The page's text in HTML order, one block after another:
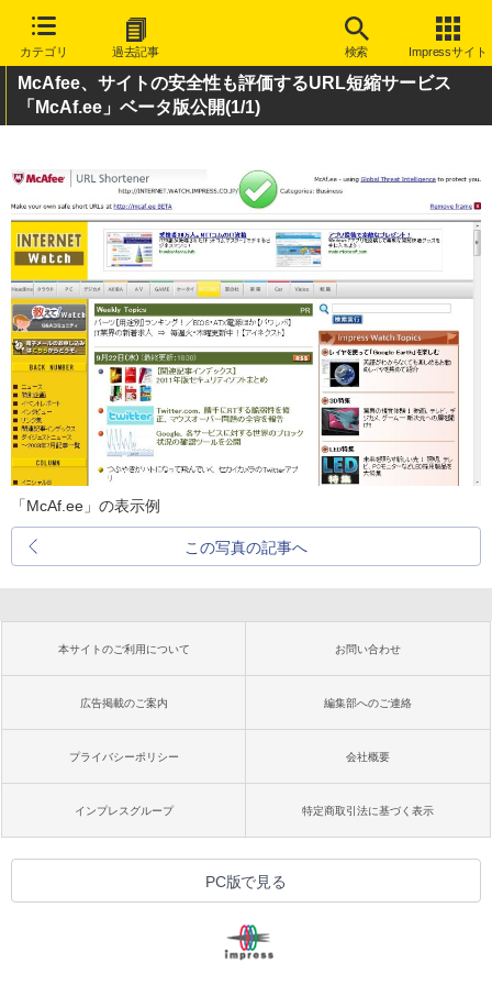
カテゴリ 過去記事 検索 Impressサイト
McAfee、サイトの安全性も評価するURL短縮サービス
「McAf.ee」ベータ版公開(1/1)
「McAf.ee」の表示例
この写真の記事へ
本サイトのご利用について お問い合わせ
広告掲載のご案内 編集部へのご連絡
プライバシーポリシー 会社概要
インプレスグループ 特定商取引法に基づく表示
PC版で見る